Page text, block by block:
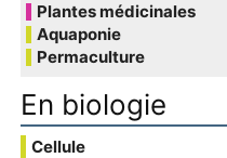
Plantes médicinales
Aquaponie
Permaculture
En biologie
Cellule